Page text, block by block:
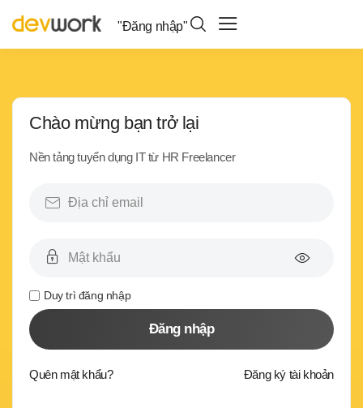
"Đăng nhập"
Chào mừng bạn trở lại
Nền tảng tuyển dụng IT từ HR Freelancer
Duy trì đăng nhập
Đăng nhập
Quên mật khẩu? Đăng ký tài khoản